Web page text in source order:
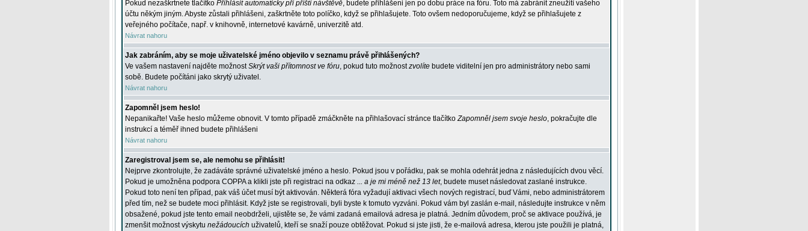
Pokud nezaškrtnete tlačítko Přihlásit automaticky při příští návštěvě, budete přihlášeni jen po dobu práce na fóru. Toto má zabránit zneužití vašeho
účtu někým jiným. Abyste zůstali přihlášeni, zaškrtněte toto políčko, když se přihlašujete. Toto ovšem nedoporučujeme, když se přihlašujete z
veřejného počítače, např. v knihovně, internetové kavárně, univerzitě atd.
Návrat nahoru
Jak zabráním, aby se moje uživatelské jméno objevilo v seznamu právě přihlášených?
Ve vašem nastavení najděte možnostSkrýt vaši přítomnost ve fóru, pokud tuto možnostzvolíte budete viditelní jen pro administrátory nebo sami
sobě. Budete počítáni jako skrytý uživatel.
Návrat nahoru
Zapomněl jsem heslo!
Nepanikařte! Vaše heslo můžeme obnovit. V tomto případě zmáčkněte na přihlašovací stránce tlačítkoZapomněl jsem svoje heslo, pokračujte dle
instrukcí a téměř ihned budete přihlášeni
Návrat nahoru
Zaregistroval jsem se, ale nemohu se přihlásit!
Nejprve zkontrolujte, že zadáváte správné uživatelské jméno a heslo. Pokud jsou v pořádku, pak se mohla odehrát jedna z následujících dvou věcí.
Pokud je umožněna podpora COPPA a klikli jste při registraci na odkaz ... a je mi méně než 13 let, budete muset následovat zaslané instrukce.
Pokud toto není ten případ, pak váš účet musí být aktivován. Některá fóra vyžadují aktivaci všech nových registrací, buď Vámi, nebo administrátorem
před tím, než se budete moci přihlásit. Když jste se registrovali, byli byste k tomuto vyzváni. Pokud vám byl zaslán e-mail, následujte instrukce v něm
obsažené, pokud jste tento email neobdrželi, ujistěte se, že vámi zadaná emailová adresa je platná. Jedním důvodem, proč se aktivace používá, je
zmenšit možnost výskytu nežádoucích uživatelů, kteří se snaží pouze obtěžovat. Pokud si jste jisti, že e-mailová adresa, kterou jste použili je platná,